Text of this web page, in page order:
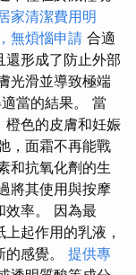
家清潔費用明
無煩惱申請 合適
還形成了防止外部
光滑並導致極端
當的結果。 當
橙色的皮膚和妊娠
，面霜不再能戰
和抗氧化劑的生
將其使用與按摩
效率。 因為最
起作用的乳液，
感覺。 提供專